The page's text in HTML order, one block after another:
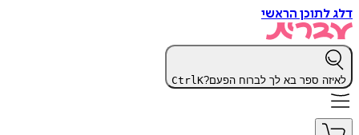
דלג לתוכן הראשי
לאיזה ספר בא לך לברוח הפעם? CtrlK